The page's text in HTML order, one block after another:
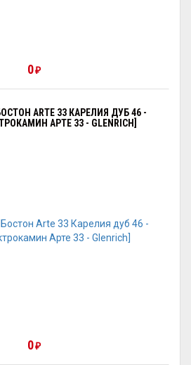
0₽
ARTE 33 КАРЕЛИЯ ДУБ 46 -
АРТЕ 33 - GLENRICH]
0₽